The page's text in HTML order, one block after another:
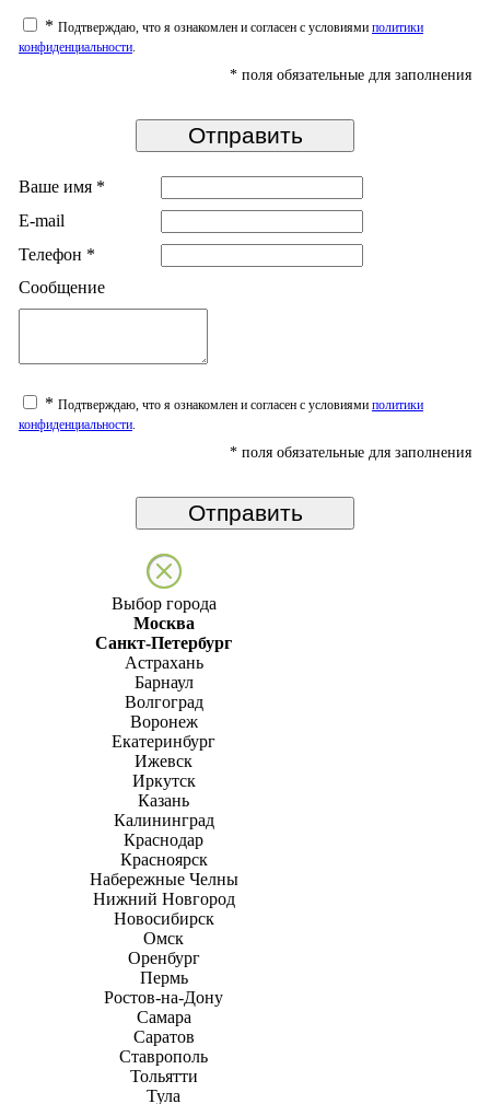
* Подтверждаю, что я ознакомлен и согласен с условиями политики
конфиденциальности.
* поля обязательные для заполнения
Ваше имя *
E-mail
Телефон *
Сообщение
* Подтверждаю, что я ознакомлен и согласен с условиями политики
конфиденциальности.
* поля обязательные для заполнения
Выбор города
Москва
Санкт-Петербург
Астрахань
Барнаул
Волгоград
Воронеж
Екатеринбург
Ижевск
Иркутск
Казань
Калининград
Краснодар
Красноярск
Набережные Челны
Нижний Новгород
Новосибирск
Омск
Оренбург
Пермь
Ростов-на-Дону
Самара
Саратов
Ставрополь
Тольятти
Тула